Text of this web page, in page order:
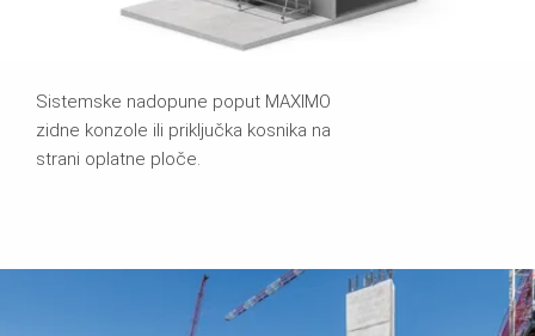
Sistemske nadopune poput MAXIMO
zidne konzole ili priključka kosnika na
strani oplatne ploče.